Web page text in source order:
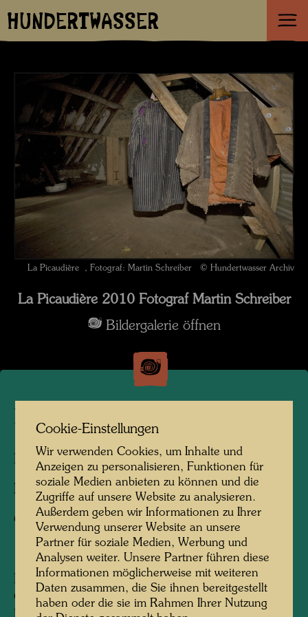
HUNDERTWASSER
La Picaudière , Fotograf: Martin Schreiber © Hundertwasser Archiv
La Picaudière 2010 Fotograf Martin Schreiber
Bildergalerie öffnen
La Picaudière
La Pacaudière, Frankreich, 2010
Fotograf:Martin Schreiber
Copyright:Hundertwasser Archiv
Den Bauernhof La Picaudière, gelegen an der
Grenze von Normandie und Persche, hat
Cookie-Einstellungen
Wir verwenden Cookies, um Inhalte und
Anzeigen zu personalisieren, Funktionen für
soziale Medien anbieten zu können und die
Zugriffe auf unsere Website zu analysieren.
Außerdem geben wir Informationen zu Ihrer
Verwendung unserer Website an unsere
Partner für soziale Medien, Werbung und
Analysen weiter. Unsere Partner führen diese
Informationen möglicherweise mit weiteren
Daten zusammen, die Sie ihnen bereitgestellt
haben oder die sie im Rahmen Ihrer Nutzung